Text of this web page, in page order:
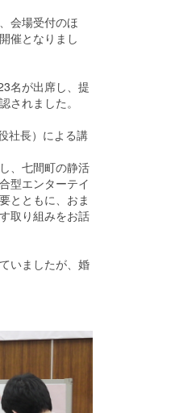
会場受付のほ
催となりまし
名が出席し、提
されました。
社長）による講
、七間町の静活
型エンターテイ
とともに、おま
取り組みをお話
いましたが、婚